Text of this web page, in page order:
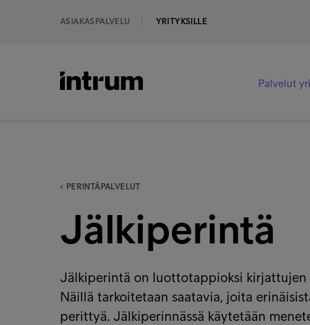
ASIAKASPALVELU YRITYKSILLE
Palvelut
‹ PERINTÄPALVELUT
Jälkiperintä
Jälkiperintä on luottotappioksi kirjattujen
Näillä tarkoitetaan saatavia, joita
perittyä. Jälkiperinnässä käytetään